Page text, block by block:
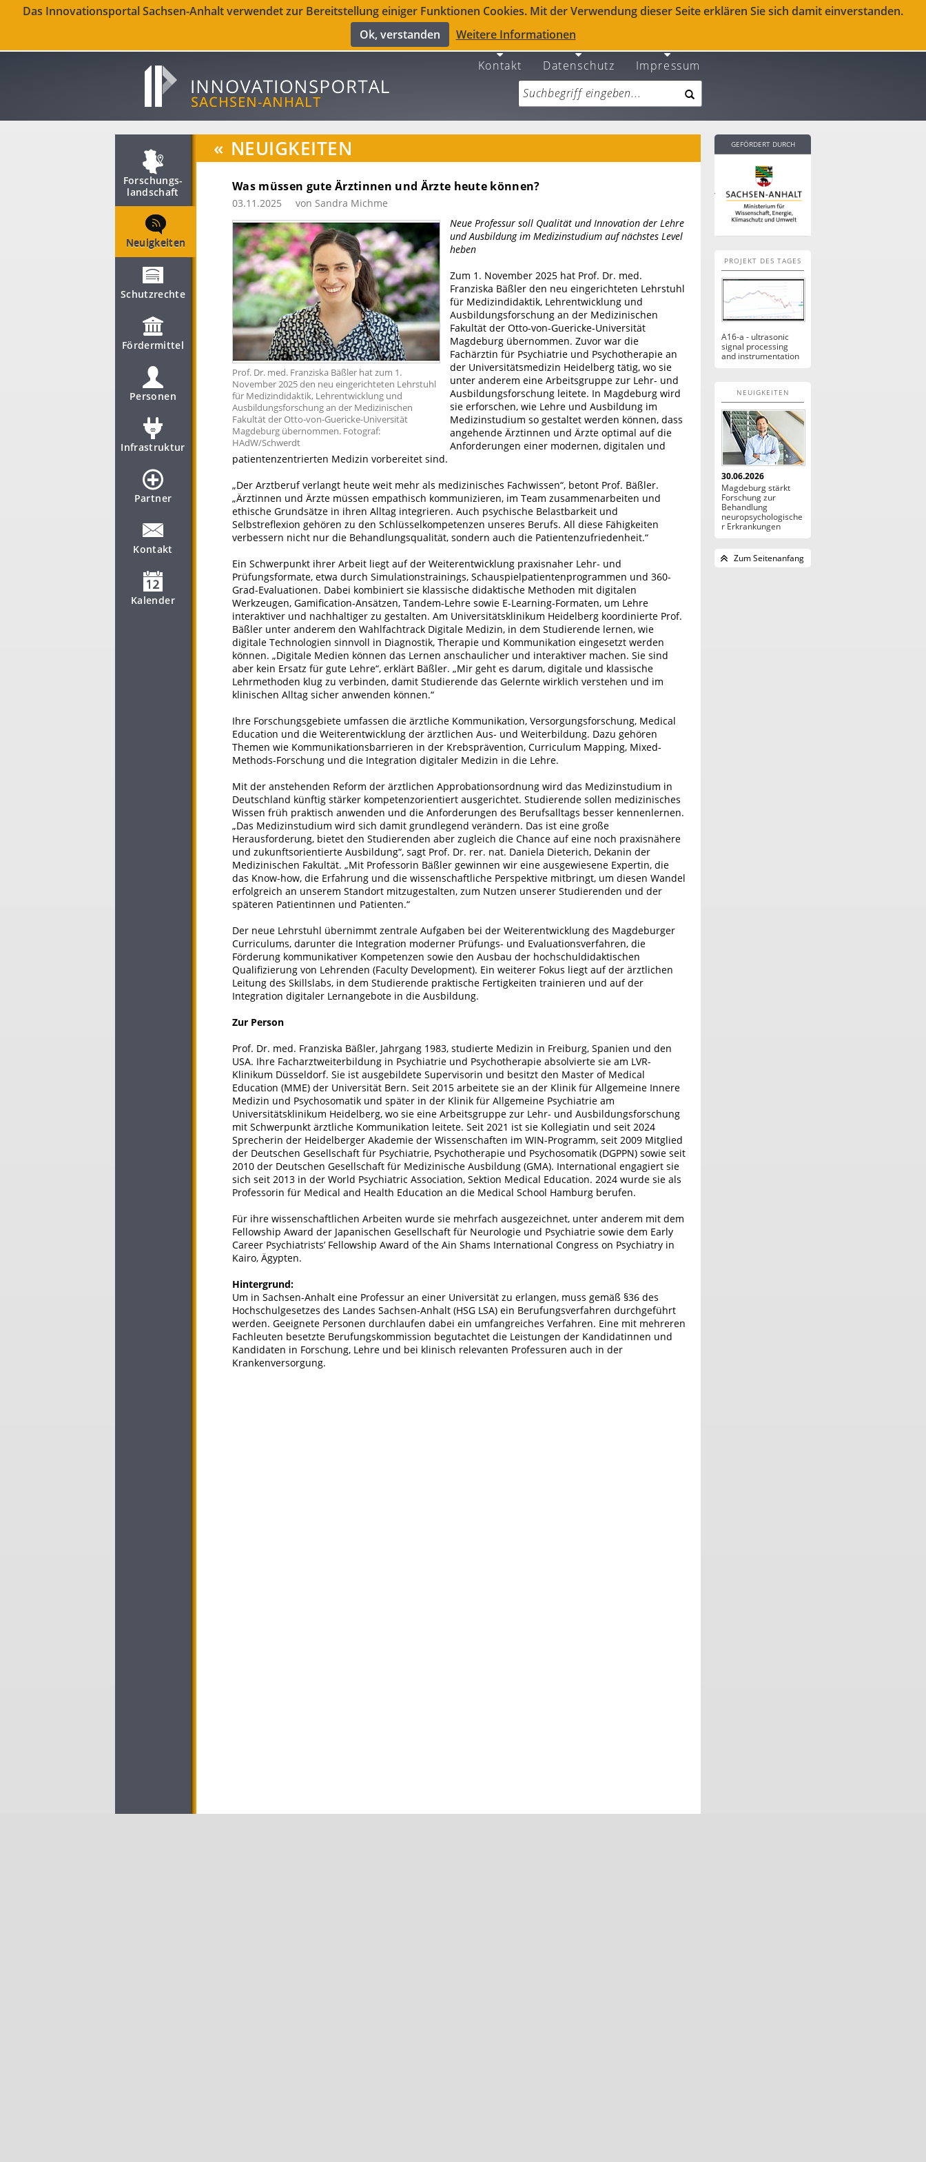
Das Innovationsportal Sachsen-Anhalt verwendet zur Bereitstellung einiger Funktionen Cookies. Mit der Verwendung dieser Seite erklären Sie sich damit einverstanden.
Ok, verstanden
Weitere Informationen
Kontakt Datenschutz Impressum
Forschungs­
landschaft
Neuigkeiten
Schutzrechte
Fördermittel
Personen
Infrastruktur
Partner
Kontakt
Kalender
« NEUIGKEITEN
Was müssen gute Ärztinnen und Ärzte heute können?
03.11.2025 von Sandra Michme
Prof. Dr. med. Franziska Bäßler hat zum 1.
November 2025 den neu eingerichteten Lehrstuhl
für Medizindidaktik, Lehrentwicklung und
Ausbildungsforschung an der Medizinischen
Fakultät der Otto-von-Guericke-Universität
Magdeburg übernommen. Fotograf:
HAdW/Schwerdt
Neue Professur soll Qualität und Innovation der Lehre
und Ausbildung im Medizinstudium auf nächstes Level
heben
Zum 1. November 2025 hat Prof. Dr. med.
Franziska Bäßler den neu eingerichteten Lehrstuhl
für Medizindidaktik, Lehrentwicklung und
Ausbildungsforschung an der Medizinischen
Fakultät der Otto-von-Guericke-Universität
Magdeburg übernommen. Zuvor war die
Fachärztin für Psychiatrie und Psychotherapie an
der Universitätsmedizin Heidelberg tätig, wo sie
unter anderem eine Arbeitsgruppe zur Lehr- und
Ausbildungsforschung leitete. In Magdeburg wird
sie erforschen, wie Lehre und Ausbildung im
Medizinstudium so gestaltet werden können, dass
angehende Ärztinnen und Ärzte optimal auf die
Anforderungen einer modernen, digitalen und
patientenzentrierten Medizin vorbereitet sind.
„Der Arztberuf verlangt heute weit mehr als medizinisches Fachwissen“, betont Prof. Bäßler.
„Ärztinnen und Ärzte müssen empathisch kommunizieren, im Team zusammenarbeiten und
ethische Grundsätze in ihren Alltag integrieren. Auch psychische Belastbarkeit und
Selbstreflexion gehören zu den Schlüsselkompetenzen unseres Berufs. All diese Fähigkeiten
verbessern nicht nur die Behandlungsqualität, sondern auch die Patientenzufriedenheit.“
Ein Schwerpunkt ihrer Arbeit liegt auf der Weiterentwicklung praxisnaher Lehr- und
Prüfungsformate, etwa durch Simulationstrainings, Schauspielpatientenprogrammen und 360-
Grad-Evaluationen. Dabei kombiniert sie klassische didaktische Methoden mit digitalen
Werkzeugen, Gamification-Ansätzen, Tandem-Lehre sowie E-Learning-Formaten, um Lehre
interaktiver und nachhaltiger zu gestalten. Am Universitätsklinikum Heidelberg koordinierte Prof.
Bäßler unter anderem den Wahlfachtrack Digitale Medizin, in dem Studierende lernen, wie
digitale Technologien sinnvoll in Diagnostik, Therapie und Kommunikation eingesetzt werden
können. „Digitale Medien können das Lernen anschaulicher und interaktiver machen. Sie sind
aber kein Ersatz für gute Lehre“, erklärt Bäßler. „Mir geht es darum, digitale und klassische
Lehrmethoden klug zu verbinden, damit Studierende das Gelernte wirklich verstehen und im
klinischen Alltag sicher anwenden können.“
Ihre Forschungsgebiete umfassen die ärztliche Kommunikation, Versorgungsforschung, Medical
Education und die Weiterentwicklung der ärztlichen Aus- und Weiterbildung. Dazu gehören
Themen wie Kommunikationsbarrieren in der Krebsprävention, Curriculum Mapping, Mixed-
Methods-Forschung und die Integration digitaler Medizin in die Lehre.
Mit der anstehenden Reform der ärztlichen Approbationsordnung wird das Medizinstudium in
Deutschland künftig stärker kompetenzorientiert ausgerichtet. Studierende sollen medizinisches
Wissen früh praktisch anwenden und die Anforderungen des Berufsalltags besser kennenlernen.
„Das Medizinstudium wird sich damit grundlegend verändern. Das ist eine große
Herausforderung, bietet den Studierenden aber zugleich die Chance auf eine noch praxisnähere
und zukunftsorientierte Ausbildung“, sagt Prof. Dr. rer. nat. Daniela Dieterich, Dekanin der
Medizinischen Fakultät. „Mit Professorin Bäßler gewinnen wir eine ausgewiesene Expertin, die
das Know-how, die Erfahrung und die wissenschaftliche Perspektive mitbringt, um diesen Wandel
erfolgreich an unserem Standort mitzugestalten, zum Nutzen unserer Studierenden und der
späteren Patientinnen und Patienten.“
Der neue Lehrstuhl übernimmt zentrale Aufgaben bei der Weiterentwicklung des Magdeburger
Curriculums, darunter die Integration moderner Prüfungs- und Evaluationsverfahren, die
Förderung kommunikativer Kompetenzen sowie den Ausbau der hochschuldidaktischen
Qualifizierung von Lehrenden (Faculty Development). Ein weiterer Fokus liegt auf der ärztlichen
Leitung des Skillslabs, in dem Studierende praktische Fertigkeiten trainieren und auf der
Integration digitaler Lernangebote in die Ausbildung.
Zur Person
Prof. Dr. med. Franziska Bäßler, Jahrgang 1983, studierte Medizin in Freiburg, Spanien und den
USA. Ihre Facharztweiterbildung in Psychiatrie und Psychotherapie absolvierte sie am LVR-
Klinikum Düsseldorf. Sie ist ausgebildete Supervisorin und besitzt den Master of Medical
Education (MME) der Universität Bern. Seit 2015 arbeitete sie an der Klinik für Allgemeine Innere
Medizin und Psychosomatik und später in der Klinik für Allgemeine Psychiatrie am
Universitätsklinikum Heidelberg, wo sie eine Arbeitsgruppe zur Lehr- und Ausbildungsforschung
mit Schwerpunkt ärztliche Kommunikation leitete. Seit 2021 ist sie Kollegiatin und seit 2024
Sprecherin der Heidelberger Akademie der Wissenschaften im WIN-Programm, seit 2009 Mitglied
der Deutschen Gesellschaft für Psychiatrie, Psychotherapie und Psychosomatik (DGPPN) sowie seit
2010 der Deutschen Gesellschaft für Medizinische Ausbildung (GMA). International engagiert sie
sich seit 2013 in der World Psychiatric Association, Sektion Medical Education. 2024 wurde sie als
Professorin für Medical and Health Education an die Medical School Hamburg berufen.
Für ihre wissenschaftlichen Arbeiten wurde sie mehrfach ausgezeichnet, unter anderem mit dem
Fellowship Award der Japanischen Gesellschaft für Neurologie und Psychiatrie sowie dem Early
Career Psychiatrists’ Fellowship Award of the Ain Shams International Congress on Psychiatry in
Kairo, Ägypten.
Hintergrund:
Um in Sachsen-Anhalt eine Professur an einer Universität zu erlangen, muss gemäß §36 des
Hochschulgesetzes des Landes Sachsen-Anhalt (HSG LSA) ein Berufungsverfahren durchgeführt
werden. Geeignete Personen durchlaufen dabei ein umfangreiches Verfahren. Eine mit mehreren
Fachleuten besetzte Berufungskommission begutachtet die Leistungen der Kandidatinnen und
Kandidaten in Forschung, Lehre und bei klinisch relevanten Professuren auch in der
Krankenversorgung.
GEFÖRDERT DURCH
PROJEKT DES TAGES
A16-a - ultrasonic
signal processing
and instrumentation
NEUIGKEITEN
30.06.2026
Magdeburg stärkt
Forschung zur
Behandlung
neuropsychologische
r Erkrankungen
Zum Seitenanfang